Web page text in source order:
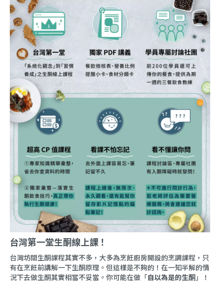
台灣第一堂生酮線上課！
台灣坊間生酮課程其實不多，大多為烹飪廚房開設的烹調課程，只
有在烹飪前講解一下生酮原理。但這樣是不夠的！在一知半解的情
況下去做生酮其實相當不妥當。你可能在做「自以為是的生酮」！